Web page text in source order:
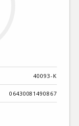
40093-K
06430081490867